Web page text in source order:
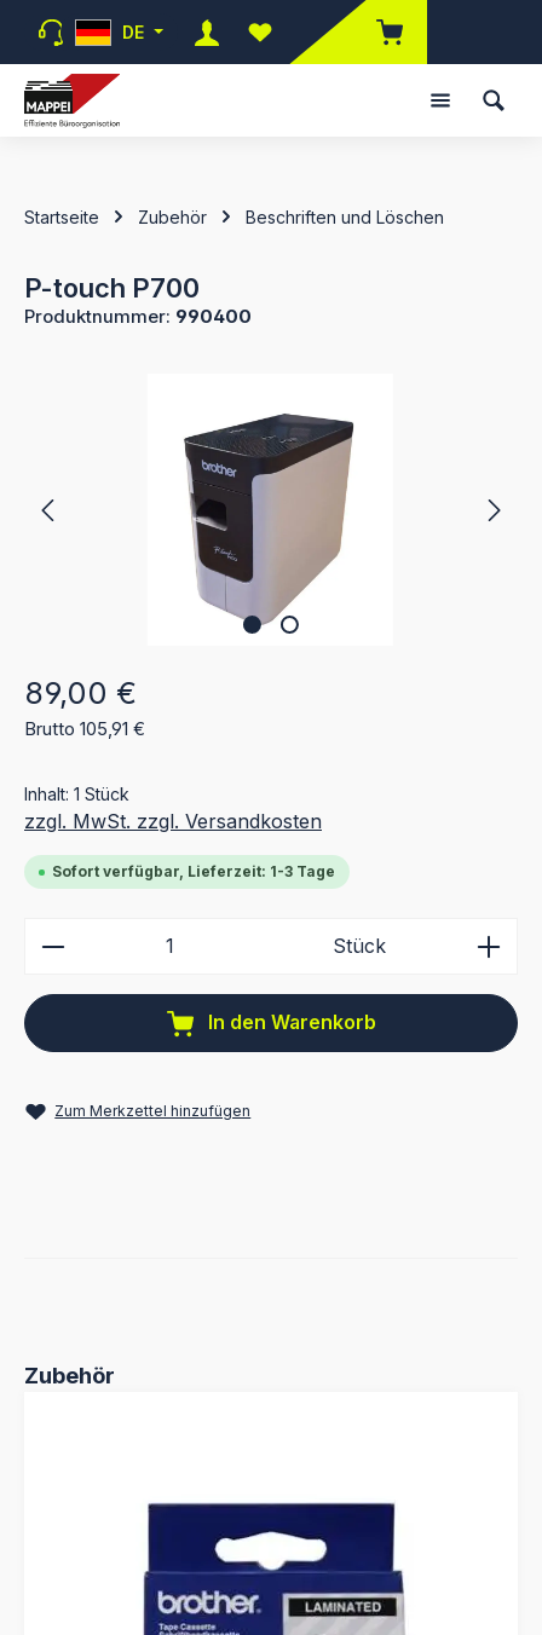
Zum Hauptinhalt springen
DE
Du hast 0 Produkte auf dem
Startseite Zubehör Beschriften und Löschen
P-touch P700
Produktnummer: 990400
Regulärer Preis:
89,00 €
Brutto 105,91 €
Inhalt: 1 Stück
zzgl. MwSt. zzgl. Versandkosten
Sofort verfügbar, Lieferzeit: 1-3 Tage
Produkt Anzahl: Gib den gewünschten Wert ein
Stück
In den Warenkorb
Zum Merkzettel hinzufügen
Produktgalerie überspringen
Zubehör